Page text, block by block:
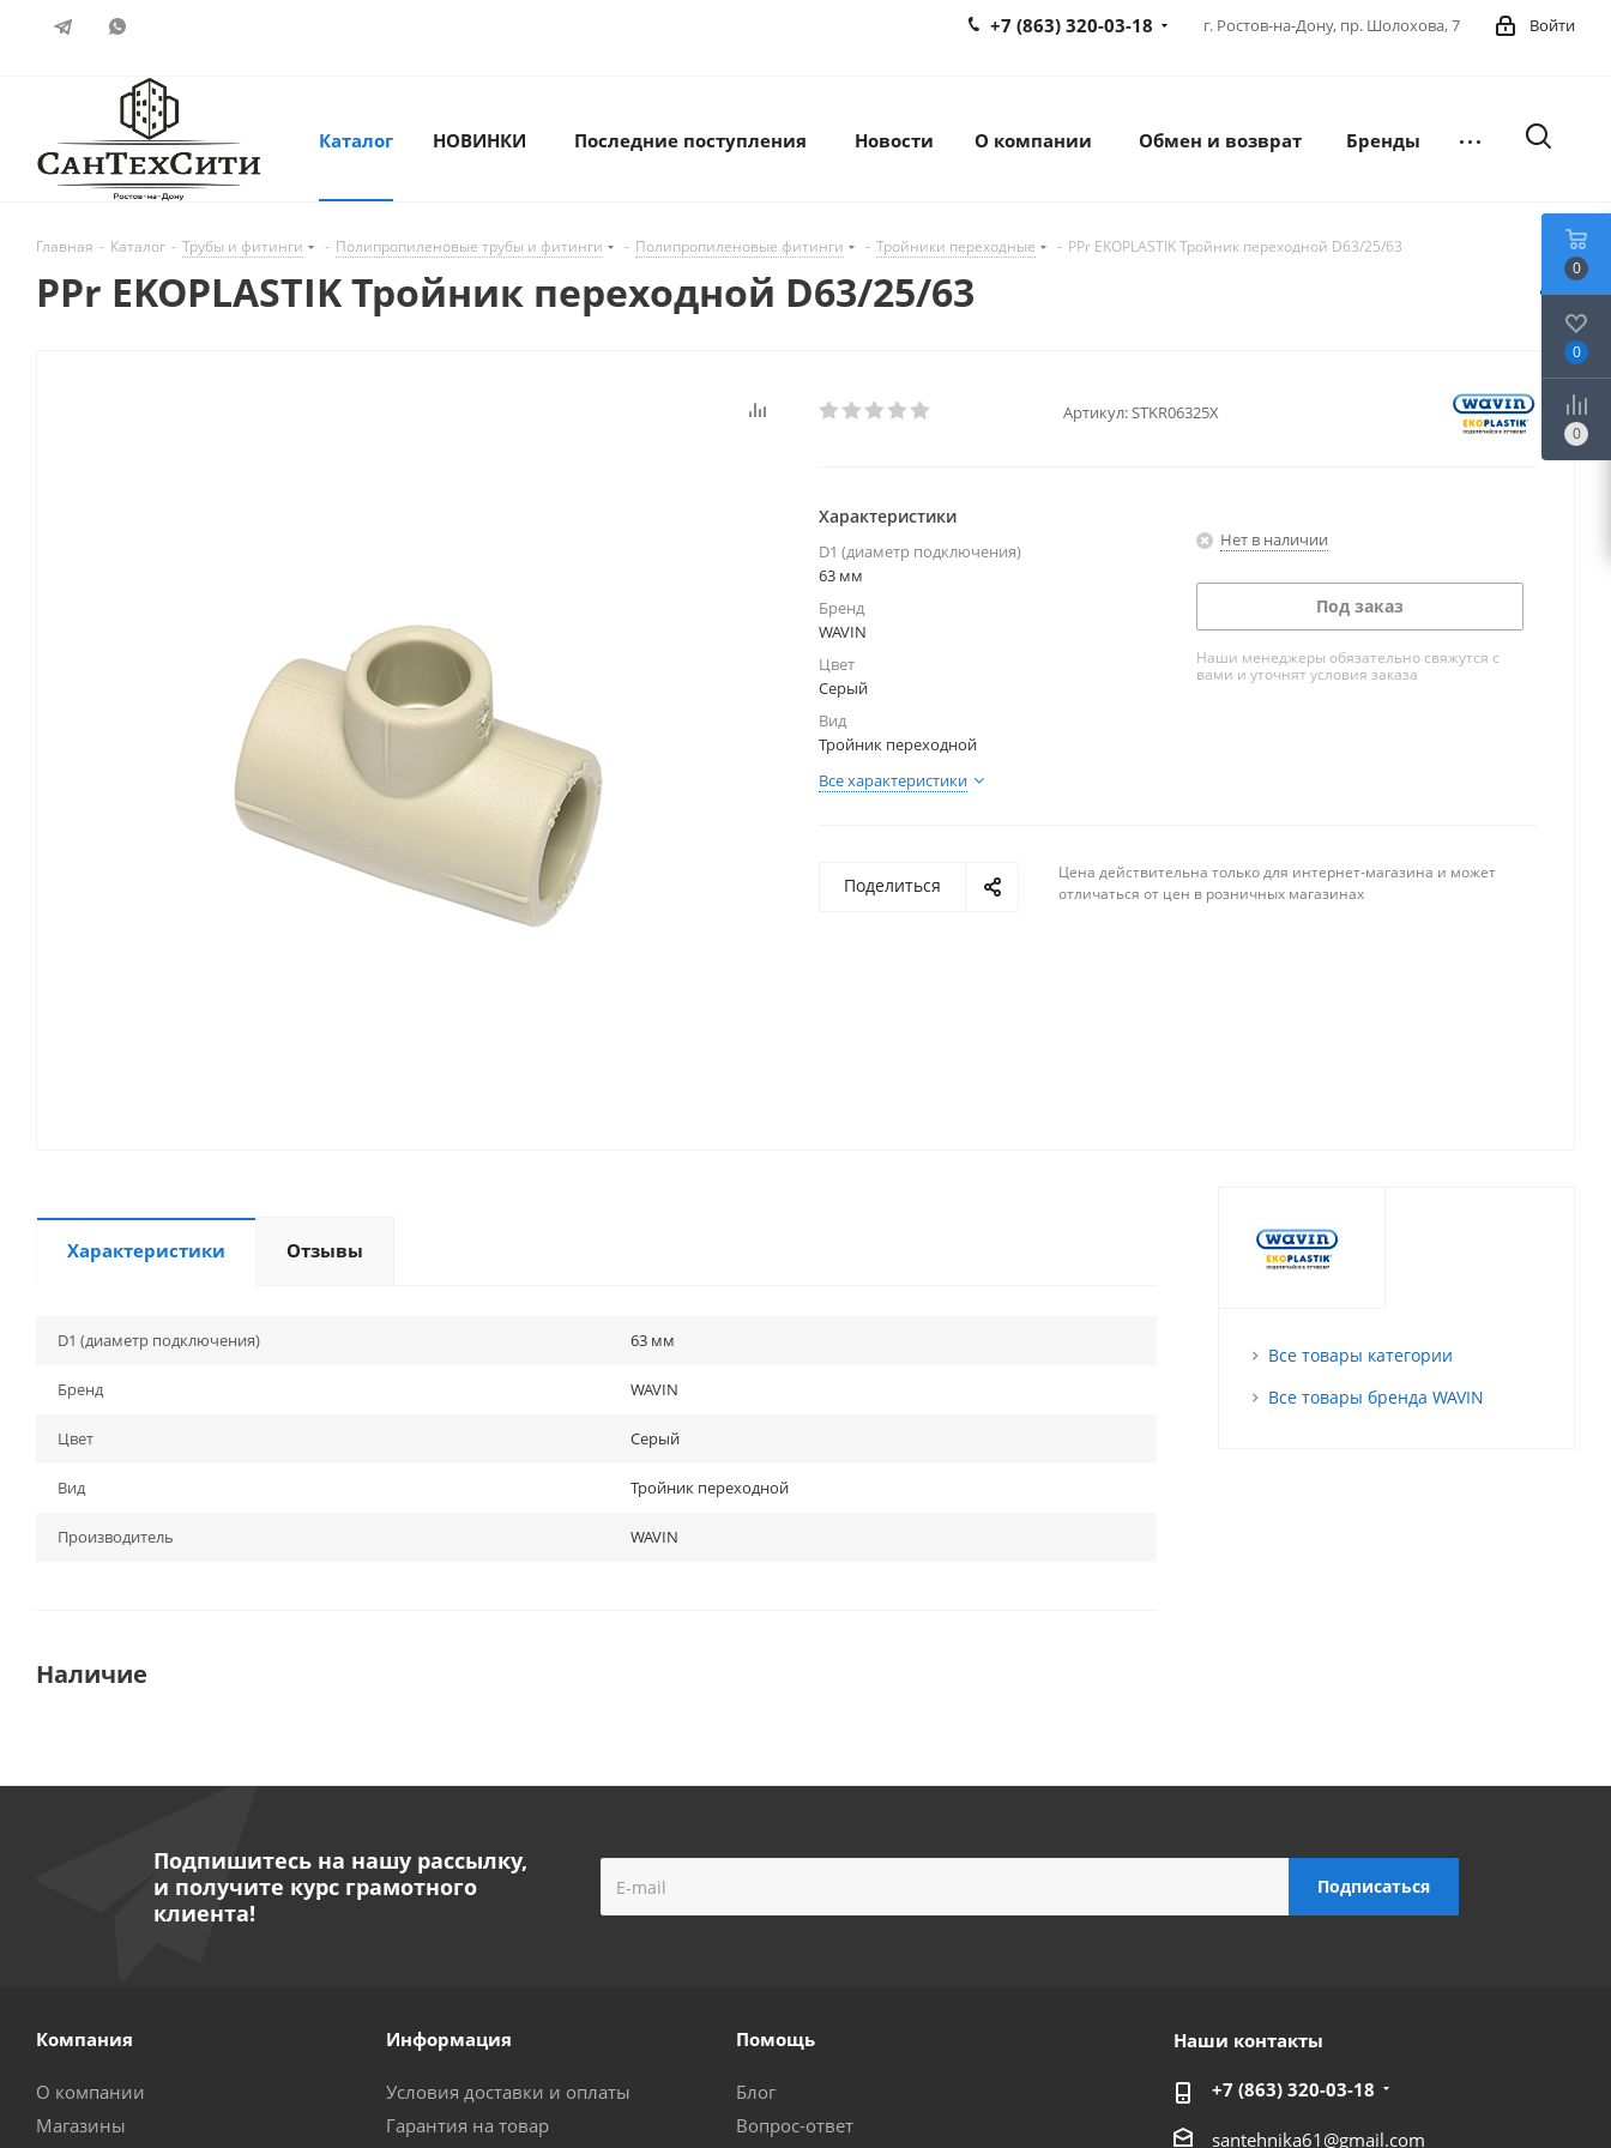
Войти
г. Ростов-на-Дону, пр. Шолохова, 7
+7 (863) 320-03-18
Каталог НОВИНКИ Последние поступления Новости О компании Обмен и возврат Бренды
Главная - Каталог - Трубы и фитинги - Полипропиленовые трубы и фитинги - Полипропиленовые фитинги - Тройники переходные - PPr EKOPLASTIK Тройник переходной D63/25/63
PPr EKOPLASTIK Тройник переходной D63/25/63
Артикул:STKR06325X
Характеристики
D1 (диаметр подключения)
63 мм
Бренд
WAVIN
Цвет
Серый
Вид
Тройник переходной
Все характеристики
Нет в наличии
Под заказ
Наши менеджеры обязательно свяжутся с
вами и уточнят условия заказа
Поделиться
Цена действительна только для интернет-магазина и может
отличаться от цен в розничных магазинах
Характеристики Отзывы
D1 (диаметр подключения) 63 мм
Бренд WAVIN
Цвет Серый
Вид Тройник переходной
Производитель WAVIN
Наличие
Все товары категории
Все товары бренда WAVIN
Подпишитесь на нашу рассылку,
и получите курс грамотного
клиента!
Компания
О компании
Магазины
Информация
Условия доставки и оплаты
Гарантия на товар
Помощь
Блог
Вопрос-ответ
Наши контакты
+7 (863) 320-03-18
santehnika61@gmail.com
0
0
0